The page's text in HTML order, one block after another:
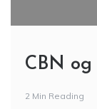
CBN og
2 Min Reading